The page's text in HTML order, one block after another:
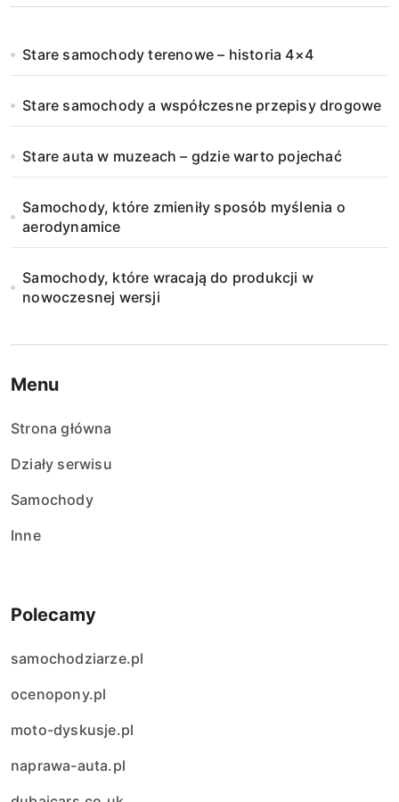
Stare samochody terenowe – historia 4×4
Stare samochody a współczesne przepisy drogowe
Stare auta w muzeach – gdzie warto pojechać
Samochody, które zmieniły sposób myślenia o
aerodynamice
Samochody, które wracają do produkcji w
nowoczesnej wersji
Menu
Strona główna
Działy serwisu
Samochody
Inne
Polecamy
samochodziarze.pl
ocenopony.pl
moto-dyskusje.pl
naprawa-auta.pl